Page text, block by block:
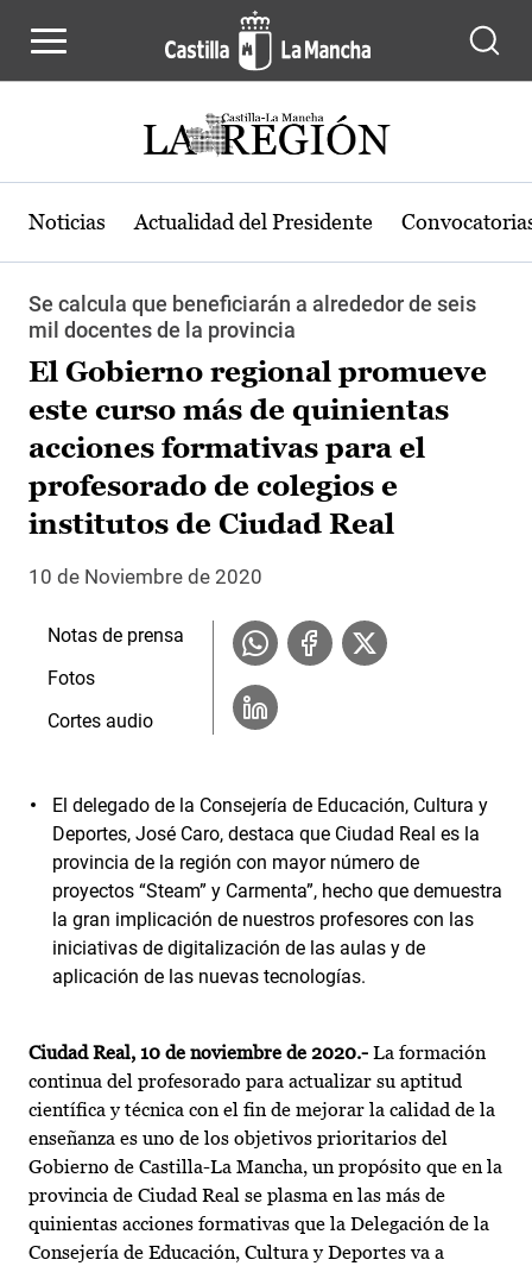
Noticias Actualidad del Presidente
Se calcula que beneficiarán a alrededor de seis
mil docentes de la provincia
El Gobierno regional promueve
este curso más de quinientas
acciones formativas para el
profesorado de colegios e
institutos de Ciudad Real
10 de Noviembre de 2020
El delegado de la Consejería de Educación, Cultura y
Deportes, José Caro, destaca que Ciudad Real es la
provincia de la región con mayor número de
proyectos “Steam” y Carmenta”, hecho que demuestra
la gran implicación de nuestros profesores con las
iniciativas de digitalización de las aulas y de
aplicación de las nuevas tecnologías.
Ciudad Real, 10 de noviembre de 2020.- La formación
continua del profesorado para actualizar su aptitud
científica y técnica con el fin de mejorar la calidad de la
enseñanza es uno de los objetivos prioritarios del
Gobierno de Castilla-La Mancha, un propósito que en la
provincia de Ciudad Real se plasma en las más de
quinientas acciones formativas que la Delegación de la
Consejería de Educación, Cultura y Deportes va a
Notas de prensa
Fotos
Cortes audio